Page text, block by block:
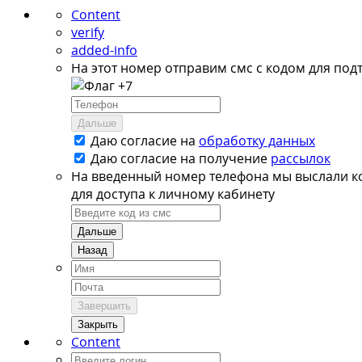
Content
verify
added-info
На этот номер отправим смс с кодом для
+7
Дальше
Даю согласие на обработку данных
Даю согласие на получение рассылок
На введенный номер телефона мы выслали
для доступа к личному кабинету
Дальше
Назад
Завершить
Закрыть
Content